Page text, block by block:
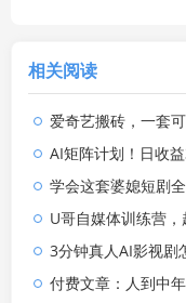
相关阅读
爱奇艺搬砖，一套可复制
AI矩阵计划！日收益3000-8000+
学会这套婆媳短剧全流程：起号
U哥自媒体训练营
3分钟真人AI影视剧怎么做？SD
付费文章：人到中